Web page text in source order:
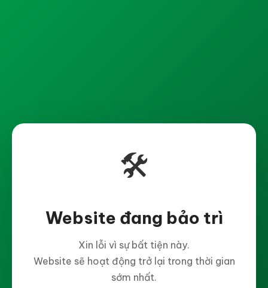
🛠️
Website đang bảo trì
Xin lỗi vì sự bất tiện này.
Website sẽ hoạt động trở lại trong thời gian
sớm nhất.